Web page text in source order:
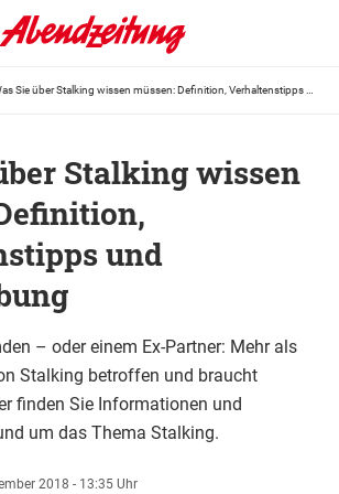
Stalking wissen
und
– oder einem Ex-Partner: Mehr als
Stalking betroffen und braucht
finden Sie Informationen und
um das Thema Stalking.
2018 - 13:35 Uhr